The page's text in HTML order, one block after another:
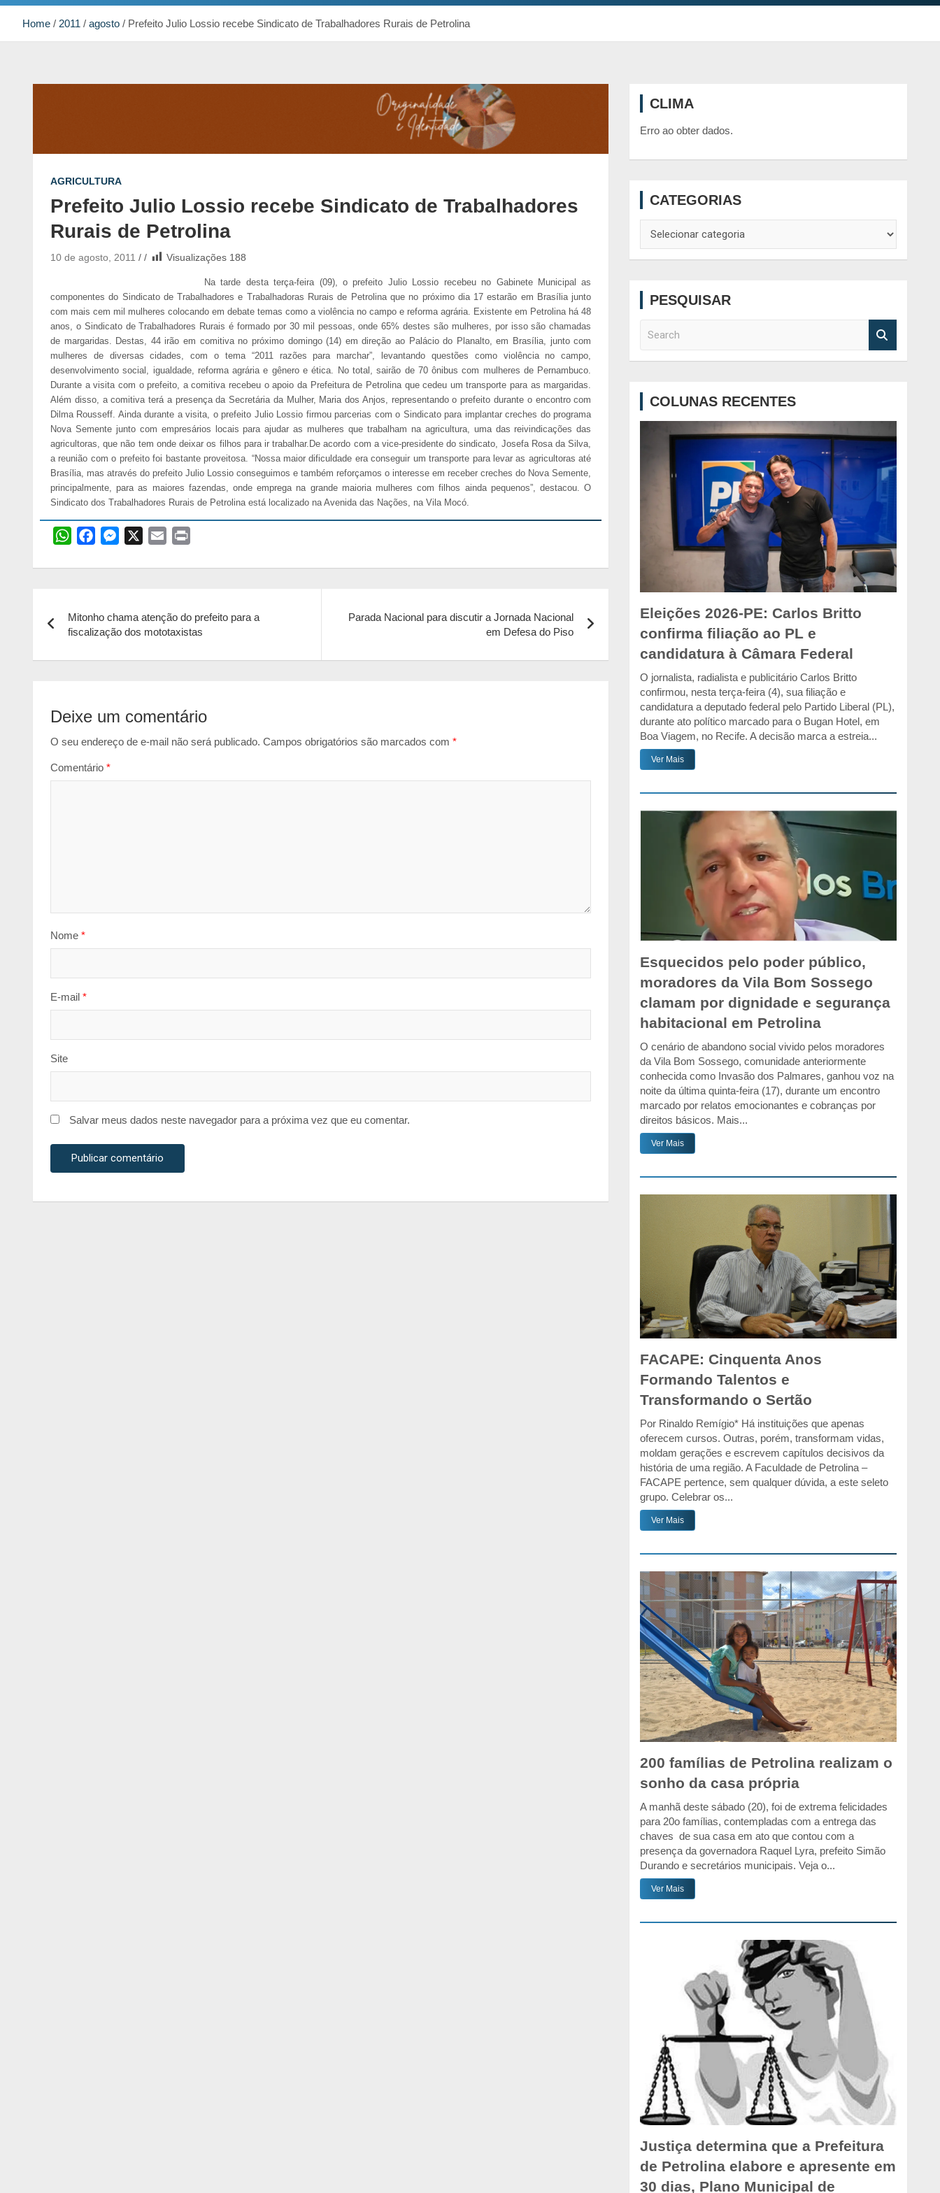
Home 2011 agosto Prefeito Julio Lossio recebe Sindicato de Trabalhadores Rurais de Petrolina
AGRICULTURA
Prefeito Julio Lossio recebe Sindicato de Trabalhadores
Rurais de Petrolina
10 de agosto, 2011 Visualizações 188
Na tarde desta terça-feira (09), o prefeito Julio Lossio recebeu no Gabinete Municipal as
componentes do Sindicato de Trabalhadores e Trabalhadoras Rurais de Petrolina que no próximo dia 17 estarão em Brasília junto
com mais cem mil mulheres colocando em debate temas como a violência no campo e reforma agrária. Existente em Petrolina há 48
anos, o Sindicato de Trabalhadores Rurais é formado por 30 mil pessoas, onde 65% destes são mulheres, por isso são chamadas
de margaridas. Destas, 44 irão em comitiva no próximo domingo (14) em direção ao Palácio do Planalto, em Brasília, junto com
mulheres de diversas cidades, com o tema “2011 razões para marchar”, levantando questões como violência no campo,
desenvolvimento social, igualdade, reforma agrária e gênero e ética. No total, sairão de 70 ônibus com mulheres de Pernambuco.
Durante a visita com o prefeito, a comitiva recebeu o apoio da Prefeitura de Petrolina que cedeu um transporte para as margaridas.
Além disso, a comitiva terá a presença da Secretária da Mulher, Maria dos Anjos, representando o prefeito durante o encontro com
Dilma Rousseff. Ainda durante a visita, o prefeito Julio Lossio firmou parcerias com o Sindicato para implantar creches do programa
Nova Semente junto com empresários locais para ajudar as mulheres que trabalham na agricultura, uma das reivindicações das
agricultoras, que não tem onde deixar os filhos para ir trabalhar.De acordo com a vice-presidente do sindicato, Josefa Rosa da Silva,
a reunião com o prefeito foi bastante proveitosa. “Nossa maior dificuldade era conseguir um transporte para levar as agricultoras até
Brasília, mas através do prefeito Julio Lossio conseguimos e também reforçamos o interesse em receber creches do Nova Semente,
principalmente, para as maiores fazendas, onde emprega na grande maioria mulheres com filhos ainda pequenos”, destacou. O
Sindicato dos Trabalhadores Rurais de Petrolina está localizado na Avenida das Nações, na Vila Mocó.
W
a
A
p
c
k
s
e
a
i
de
Post
Mitonho chama atenção do prefeito para a
fiscalização dos mototaxistas
Parada Nacional para discutir a Jornada Nacional
em Defesa do Piso
Deixe um comentário
O seu endereço de e-mail não será publicado. Campos obrigatórios são marcados com *
Comentário *
Nome *
E-mail *
Site
Salvar meus dados neste navegador para a próxima vez que eu comentar.
CLIMA
Erro ao obter dados.
CATEGORIAS
PESQUISAR
COLUNAS RECENTES
Eleições 2026-PE: Carlos Britto
confirma filiação ao PL e
candidatura à Câmara Federal
O jornalista, radialista e publicitário Carlos Britto
confirmou, nesta terça-feira (4), sua filiação e
candidatura a deputado federal pelo Partido Liberal (PL),
durante ato político marcado para o Bugan Hotel, em
Boa Viagem, no Recife. A decisão marca a estreia...
Ver Mais
Esquecidos pelo poder público,
moradores da Vila Bom Sossego
clamam por dignidade e segurança
habitacional em Petrolina
O cenário de abandono social vivido pelos moradores
da Vila Bom Sossego, comunidade anteriormente
conhecida como Invasão dos Palmares, ganhou voz na
noite da última quinta-feira (17), durante um encontro
marcado por relatos emocionantes e cobranças por
direitos básicos. Mais...
Ver Mais
FACAPE: Cinquenta Anos
Formando Talentos e
Transformando o Sertão
Por Rinaldo Remígio* Há instituições que apenas
oferecem cursos. Outras, porém, transformam vidas,
moldam gerações e escrevem capítulos decisivos da
história de uma região. A Faculdade de Petrolina –
FACAPE pertence, sem qualquer dúvida, a este seleto
grupo. Celebrar os...
Ver Mais
200 famílias de Petrolina realizam o
sonho da casa própria
A manhã deste sábado (20), foi de extrema felicidades
para 20o famílias, contempladas com a entrega das
chaves de sua casa em ato que contou com a
presença da governadora Raquel Lyra, prefeito Simão
Durando e secretários municipais. Veja o...
Ver Mais
Justiça determina que a Prefeitura
de Petrolina elabore e apresente em
30 dias, Plano Municipal de